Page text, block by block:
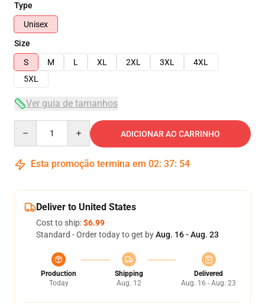
Type
Unisex
Size
S
M L XL 2XL 3XL
4XL
5XL
Ver guia de tamanhos
ADICIONAR AO CARRINHO
Esta promoção termina em 02: 37: 54
Deliver to United States
Cost to ship:$6.99
Standard - Order today to get byAug. 16 - Aug. 23
Production
Today
Shipping
Aug. 12
Delivered
Aug. 16 - Aug. 23